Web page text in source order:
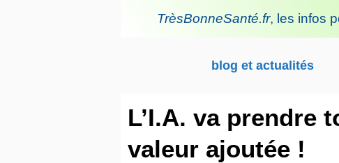
TrèsBonneSanté.fr, les infos
blog et actualités
L’I.A. va prendre
valeur ajoutée !